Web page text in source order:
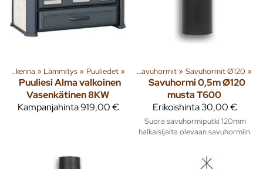
Rakenna ‪» Lämmitys‪» Puuliedet‪»
Puuliesi Alma valkoinen
Vasenkätinen 8KW
Kampanjahinta919,00 €
‪»Lämmitys‪»Piiput ja tarvikkeet Savuhormit‪» Savuhormit Ø120 ‪»
Savuhormi 0,5m Ø120
musta T600
Erikoishinta30,00 €
Suora savuhormiputki 120mm
halkaisijalta olevaan savuhormiin.